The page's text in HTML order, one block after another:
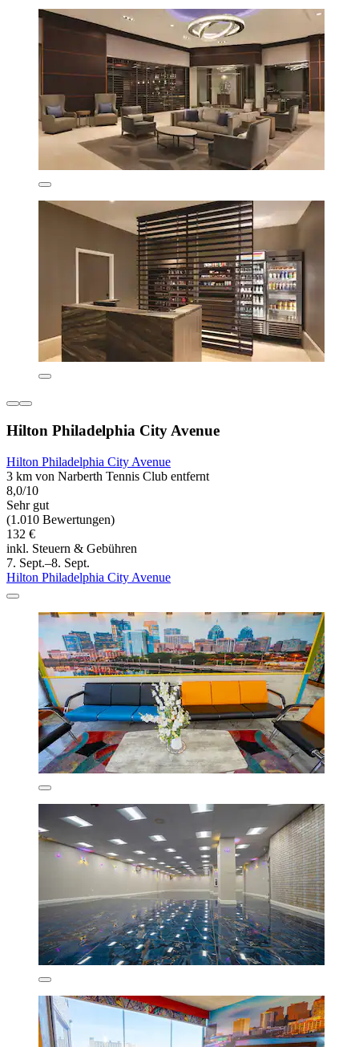
Hilton Philadelphia City Avenue
Hilton Philadelphia City Avenue
3 km von Narberth Tennis Club entfernt
8,0/10
Sehr gut
(1.010 Bewertungen)
132 €
inkl. Steuern & Gebühren
7. Sept.–8. Sept.
Hilton Philadelphia City Avenue